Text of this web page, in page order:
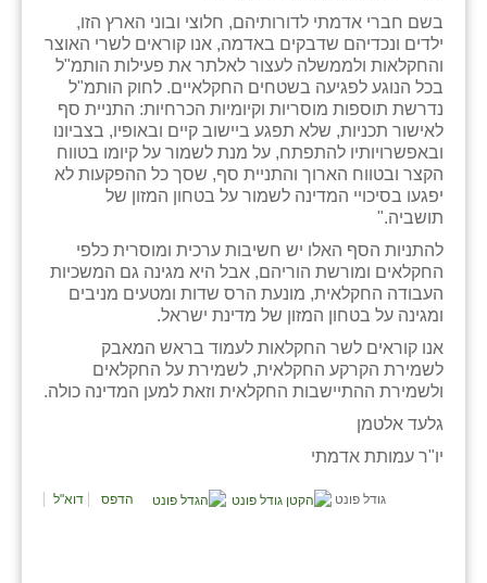
בשם חברי אדמתי לדורותיהם, חלוצי ובוני הארץ הזו,
ילדים ונכדיהם שדבקים באדמה, אנו קוראים לשרי האוצר
והחקלאות ולממשלה לעצור לאלתר את פעילות הותמ"ל
בכל הנוגע לפגיעה בשטחים החקלאיים. לחוק הותמ"ל
נדרשת תוספות מוסריות וקיומיות הכרחיות: התניית סף
לאישור תכניות, שלא תפגע ביישוב קיים ובאופיו, בצביונו
ובאפשרויותיו להתפתח, על מנת לשמור על קיומו בטווח
הקצר ובטווח הארוך והתניית סף, שסך כל ההפקעות לא
יפגעו בסיכויי המדינה לשמור על בטחון המזון של
תושביה."
להתניות הסף האלו יש חשיבות ערכית ומוסרית כלפי
החקלאים ומורשת הוריהם, אבל היא מגינה גם המשכיות
העבודה החקלאית, מונעת הרס שדות ומטעים מניבים
ומגינה על בטחון המזון של מדינת ישראל.
אנו קוראים לשר החקלאות לעמוד בראש המאבק
לשמירת הקרקע החקלאית, לשמירת על החקלאים
ולשמירת ההתיישבות החקלאית וזאת למען המדינה כולה.
גלעד אלטמן
יו"ר עמותת אדמתי
גודל פונט הדפס דוא"ל